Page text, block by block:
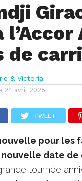
de
& Victoria
24 avril 2025
TWEET
pour les
nouvelle date de
tournée